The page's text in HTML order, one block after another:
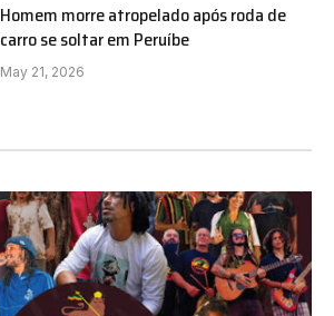
Homem morre atropelado após roda de
carro se soltar em Peruíbe
May 21, 2026